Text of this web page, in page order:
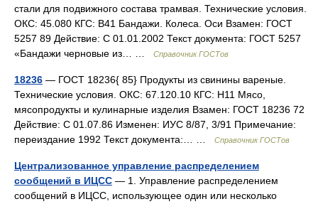
стали для подвижного состава трамвая. Технические условия.
ОКС: 45.080 КГС: В41 Бандажи. Колеса. Оси Взамен: ГОСТ
5257 89 Действие: С 01.01.2002 Текст документа: ГОСТ 5257
«Бандажи черновые из… …
Справочник ГОСТов
18236 — ГОСТ 18236{ 85} Продукты из свинины вареные.
Технические условия. ОКС: 67.120.10 КГС: Н11 Мясо,
мясопродукты и кулинарные изделия Взамен: ГОСТ 18236 72
Действие: С 01.07.86 Изменен: ИУС 8/87, 3/91 Примечание:
переиздание 1992 Текст документа:… …
Справочник ГОСТов
Централизованное управление распределением
сообщений в ИЦСС — 1. Управление распределением
сообщений в ИЦСС, использующее один или несколько